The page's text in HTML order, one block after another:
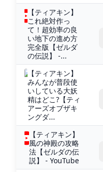
【ティアキン】
これ絶対作っ
て！超効率の良
い地下の進め方
完全版【ゼルダ
の伝説】 -...
【ティアキン】
みんなが普段使
いしている大妖
精はどこ?【ティ
アーズオブザキ
ングダ...
【ティアキン】
風の神殿の攻略
法【ゼルダの伝
説】 - YouTube